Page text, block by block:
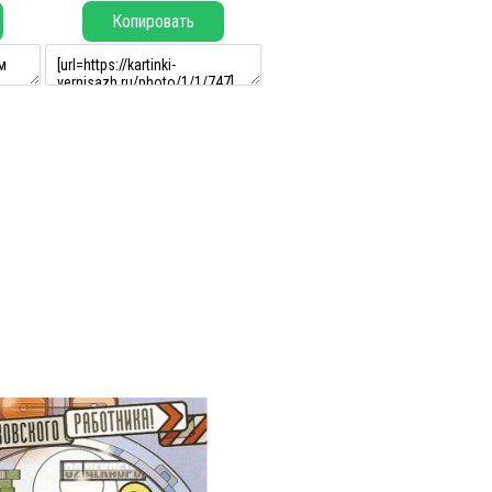
Копировать